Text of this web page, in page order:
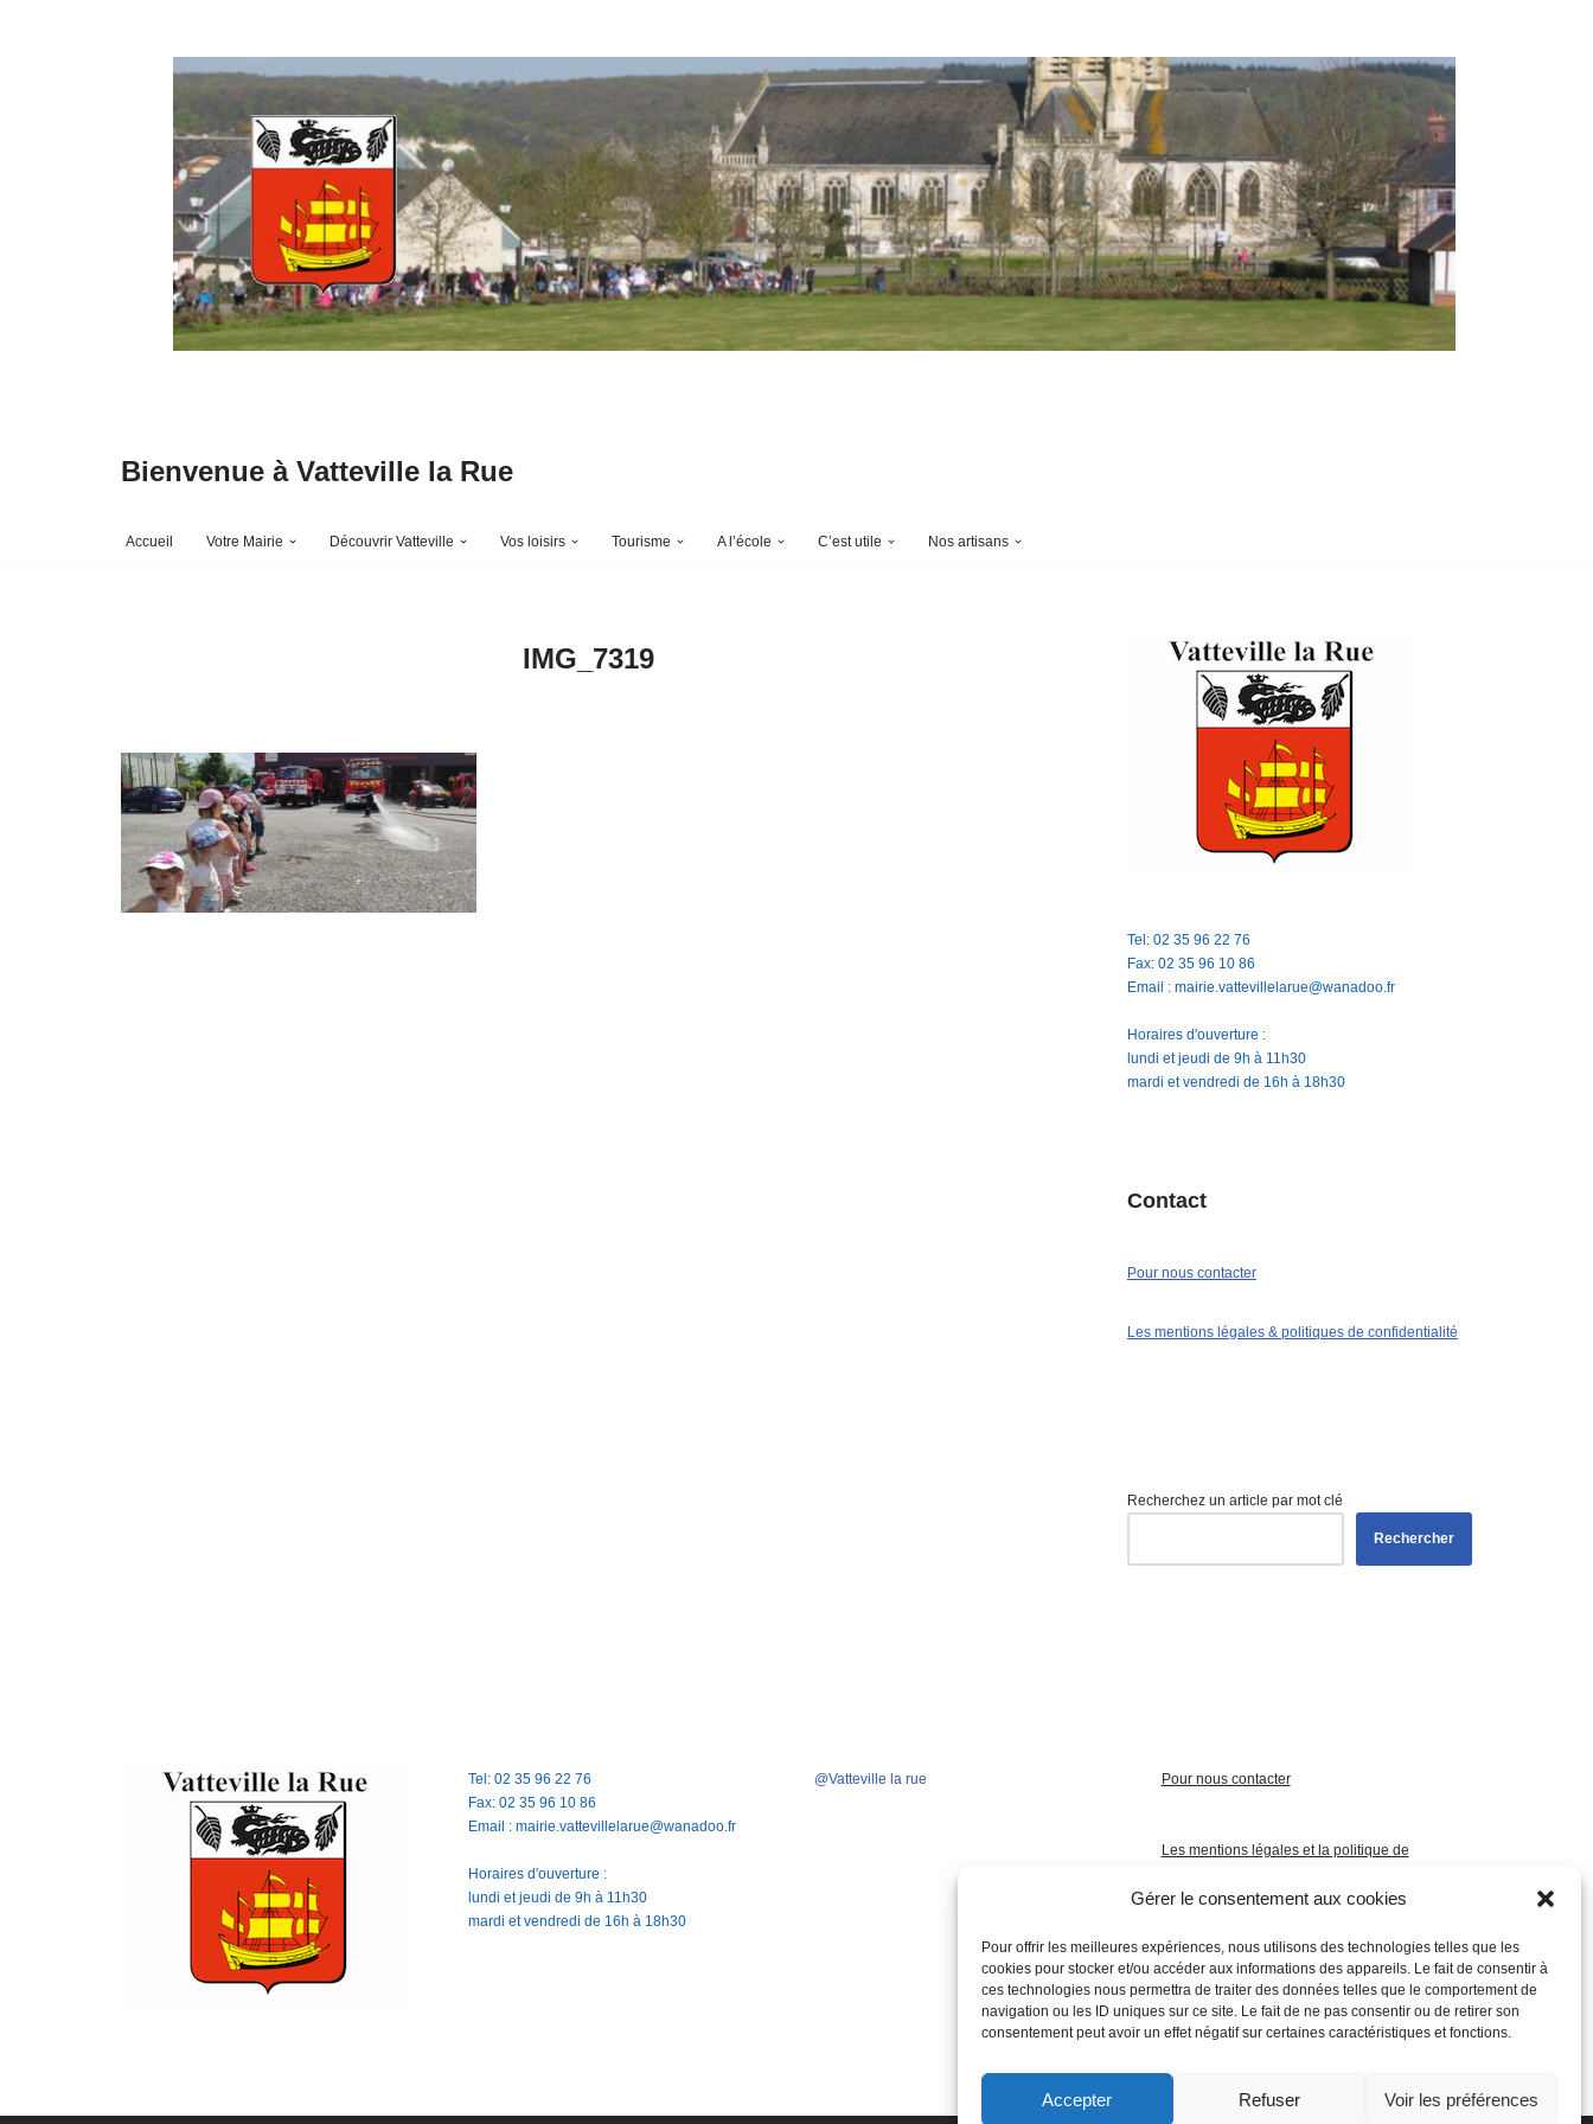
Gérer le consentement aux cookies
Pour offrir les meilleures expériences, nous utilisons des technologies telles que les
cookies pour stocker et/ou accéder aux informations des appareils. Le fait de consentir à
ces technologies nous permettra de traiter des données telles que le comportement de
navigation ou les ID uniques sur ce site. Le fait de ne pas consentir ou de retirer son
consentement peut avoir un effet négatif sur certaines caractéristiques et fonctions.
Accepter Refuser Voir les préférences
Bienvenue à Vatteville la Rue
Accueil Votre Mairie Découvrir Vatteville Vos loisirs Tourisme A l’école C’est utile Nos artisans
IMG_7319
Tel: 02 35 96 22 76
Fax: 02 35 96 10 86
Email : mairie.vattevillelarue@wanadoo.fr
Horaires d'ouverture :
lundi et jeudi de 9h à 11h30
mardi et vendredi de 16h à 18h30
Contact
Pour nous contacter
Les mentions légales & politiques de confidentialité
Recherchez un article par mot clé
Rechercher
Tel: 02 35 96 22 76
Fax: 02 35 96 10 86
Email : mairie.vattevillelarue@wanadoo.fr
Horaires d'ouverture :
lundi et jeudi de 9h à 11h30
mardi et vendredi de 16h à 18h30
@Vatteville la rue Pour nous contacter
Les mentions légales et la politique de